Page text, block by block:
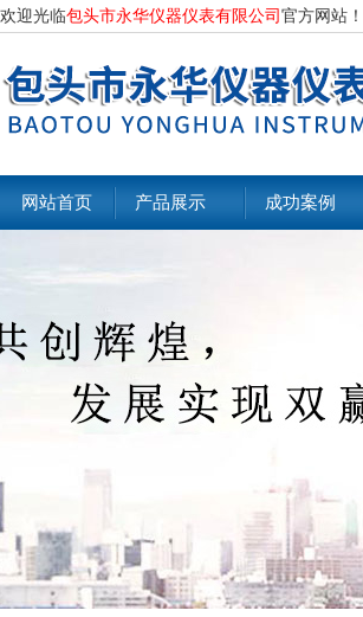
欢迎光临包头市永华仪器仪表有限公司 官方网站！
网站首页 产品展示 成功案例